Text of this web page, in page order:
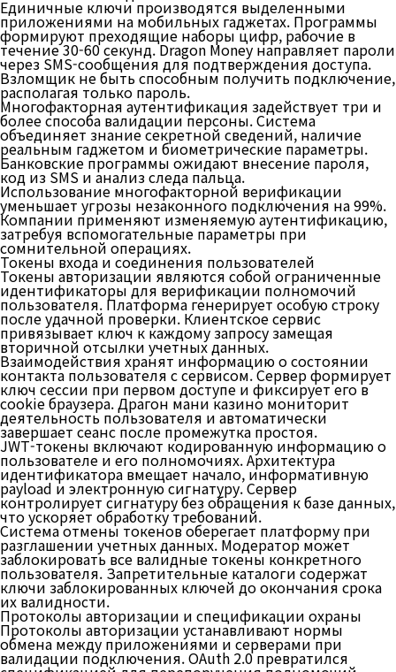
Единичные ключи производятся выделенными
приложениями на мобильных гаджетах. Программы
формируют преходящие наборы цифр, рабочие в
течение 30-60 секунд. Dragon Money направляет пароли
через SMS-сообщения для подтверждения доступа.
Взломщик не быть способным получить подключение,
располагая только пароль.
Многофакторная аутентификация задействует три и
более способа валидации персоны. Система
объединяет знание секретной сведений, наличие
реальным гаджетом и биометрические параметры.
Банковские программы ожидают внесение пароля,
код из SMS и анализ следа пальца.
Использование многофакторной верификации
уменьшает угрозы незаконного подключения на 99%.
Компании применяют изменяемую аутентификацию,
затребуя вспомогательные параметры при
сомнительной операциях.
Токены входа и соединения пользователей
Токены авторизации являются собой ограниченные
идентификаторы для верификации полномочий
пользователя. Платформа генерирует особую строку
после удачной проверки. Клиентское сервис
привязывает ключ к каждому запросу замещая
вторичной отсылки учетных данных.
Взаимодействия хранят информацию о состоянии
контакта пользователя с сервисом. Сервер формирует
ключ сессии при первом доступе и фиксирует его в
cookie браузера. Драгон мани казино мониторит
деятельность пользователя и автоматически
завершает сеанс после промежутка простоя.
JWT-токены включают кодированную информацию о
пользователе и его полномочиях. Архитектура
идентификатора вмещает начало, информативную
payload и электронную сигнатуру. Сервер
контролирует сигнатуру без обращения к базе данных,
что ускоряет обработку требований.
Система отмены токенов оберегает платформу при
разглашении учетных данных. Модератор может
заблокировать все валидные токены конкретного
пользователя. Запретительные каталоги содержат
ключи заблокированных ключей до окончания срока
их валидности.
Протоколы авторизации и спецификации охраны
Протоколы авторизации устанавливают нормы
обмена между приложениями и серверами при
валидации подключения. OAuth 2.0 превратился